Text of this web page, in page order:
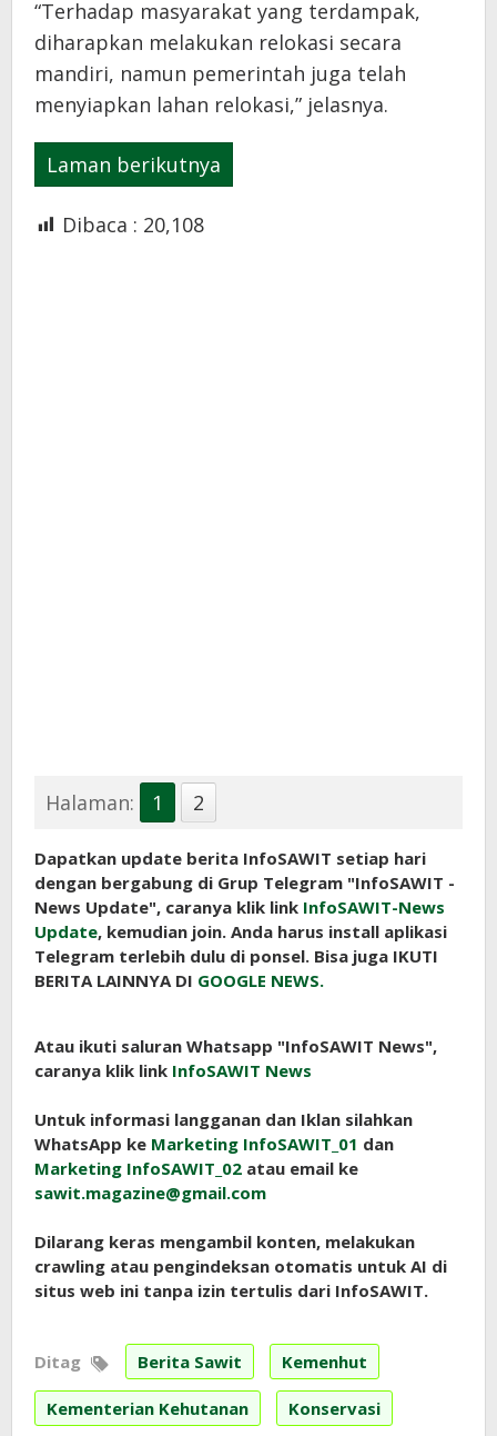
“Terhadap masyarakat yang terdampak,
diharapkan melakukan relokasi secara
mandiri, namun pemerintah juga telah
menyiapkan lahan relokasi,” jelasnya.
Laman berikutnya
Dibaca : 20,108
Halaman: 1 2
Dapatkan update berita InfoSAWIT setiap hari
dengan bergabung di Grup Telegram "InfoSAWIT -
News Update", caranya klik link InfoSAWIT-News
Update, kemudian join. Anda harus install aplikasi
Telegram terlebih dulu di ponsel. Bisa juga IKUTI
BERITA LAINNYA DI GOOGLE NEWS.
Atau ikuti saluran Whatsapp "InfoSAWIT News",
caranya klik link InfoSAWIT News
Untuk informasi langganan dan Iklan silahkan
WhatsApp ke Marketing InfoSAWIT_01 dan
Marketing InfoSAWIT_02 atau email ke
sawit.magazine@gmail.com
Dilarang keras mengambil konten, melakukan
crawling atau pengindeksan otomatis untuk AI di
situs web ini tanpa izin tertulis dari InfoSAWIT.
Ditag Berita Sawit Kemenhut
Kementerian Kehutanan Konservasi